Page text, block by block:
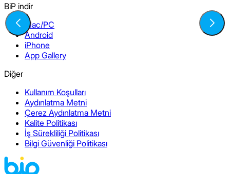
BiP indir
Mac/PC
Android
iPhone
App Gallery
Diğer
Kullanım Koşulları
Aydınlatma Metni
Çerez Aydınlatma Metni
Kalite Politikası
İş Sürekliliği Politikası
Bilgi Güvenliği Politikası